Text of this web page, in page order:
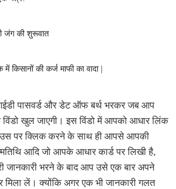
जंग की शुरूवात
किसानों की कर्ज माफी का वादा |
पासवर्ड और डेट ऑफ बर्थ भरकर जब आप
खुल जाएगी। इस विंडो में आपको आधार लिंक
पर क्लिक करने के साथ ही आपसे आपकी
आदि जो आपके आधार कार्ड पर लिखी है,
जानकारी भरने के बाद आप उसे एक बार अपने
मिला लें। क्योंकि अगर एक भी जानकारी गलत